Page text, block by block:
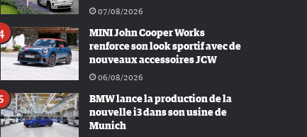
07/08/2026
MINI John Cooper Works
renforce son look sportif avec de
nouveaux accessoires JCW
06/08/2026
BMW lance la production de la
nouvelle i3 dans son usine de
Munich